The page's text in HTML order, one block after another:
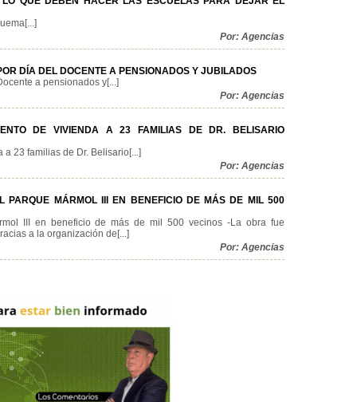
Por: Agencias
DÍA DEL DOCENTE A PENSIONADOS Y JUBILADOS
a pensionados y[...]
Por: Agencias
DE VIVIENDA A 23 FAMILIAS DE DR. BELISARIO
23 familias de Dr. Belisario[...]
Por: Agencias
PARQUE MÁRMOL III EN BENEFICIO DE MÁS DE MIL 500
III en beneficio de más de mil 500 vecinos -La obra fue
a la organización de[...]
Por: Agencias